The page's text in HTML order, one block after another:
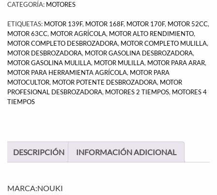
CATEGORÍA: MOTORES
ETIQUETAS: MOTOR 139F, MOTOR 168F, MOTOR 170F, MOTOR 52CC,
MOTOR 63CC, MOTOR AGRÍCOLA, MOTOR ALTO RENDIMIENTO,
MOTOR COMPLETO DESBROZADORA, MOTOR COMPLETO MULILLA,
MOTOR DESBROZADORA, MOTOR GASOLINA DESBROZADORA,
MOTOR GASOLINA MULILLA, MOTOR MULILLA, MOTOR PARA ARAR,
MOTOR PARA HERRAMIENTA AGRÍCOLA, MOTOR PARA
MOTOCULTOR, MOTOR POTENTE DESBROZADORA, MOTOR
PROFESIONAL DESBROZADORA, MOTORES 2 TIEMPOS, MOTORES 4
TIEMPOS
DESCRIPCIÓN INFORMACIÓN ADICIONAL
MARCA:NOUKI